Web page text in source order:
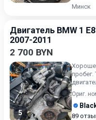
Минск
Двигатель BMW 1
2007-2011
2 700 BYN
5
пробег.
Ориг.
89